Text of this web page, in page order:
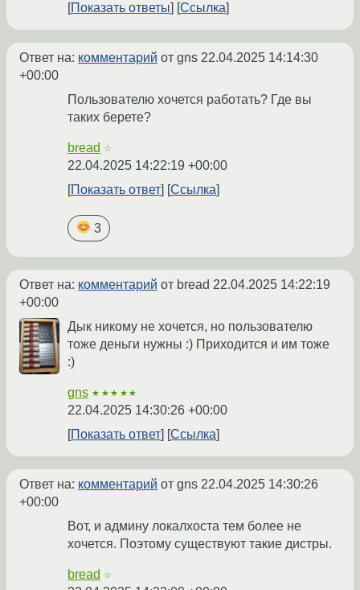
Показать ответы
Ссылка
Ответ на: комментарий от gns 22.04.2025 14:14:30
+00:00
Пользователю хочется работать? Где вы
таких берете?
bread ☆
22.04.2025 14:22:19 +00:00
Показать ответ
Ссылка
3
Ответ на: комментарий от bread 22.04.2025 14:22:19
+00:00
Дык никому не хочется, но пользователю
тоже деньги нужны :) Приходится и им тоже
:)
gns ★★★★★
22.04.2025 14:30:26 +00:00
Показать ответ
Ссылка
Ответ на: комментарий от gns 22.04.2025 14:30:26
+00:00
Вот, и админу локалхоста тем более не
хочется. Поэтому существуют такие дистры.
bread ☆